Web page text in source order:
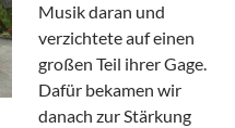
Musik daran und
verzichtete auf einen
großen Teil ihrer Gage.
Dafür bekamen wir
danach zur Stärkung